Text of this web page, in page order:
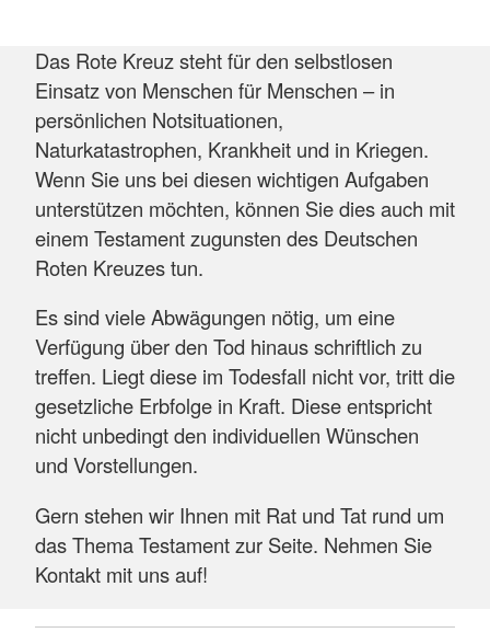
Das Rote Kreuz steht für den selbstlosen
Einsatz von Menschen für Menschen – in
persönlichen Notsituationen,
Naturkatastrophen, Krankheit und in Kriegen.
Wenn Sie uns bei diesen wichtigen Aufgaben
unterstützen möchten, können Sie dies auch mit
einem Testament zugunsten des Deutschen
Roten Kreuzes tun.
Es sind viele Abwägungen nötig, um eine
Verfügung über den Tod hinaus schriftlich zu
treffen. Liegt diese im Todesfall nicht vor, tritt die
gesetzliche Erbfolge in Kraft. Diese entspricht
nicht unbedingt den individuellen Wünschen
und Vorstellungen.
Gern stehen wir Ihnen mit Rat und Tat rund um
das Thema Testament zur Seite. Nehmen Sie
Kontakt mit uns auf!